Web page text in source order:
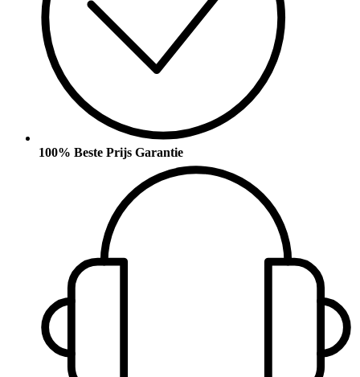
100% Beste Prijs Garantie